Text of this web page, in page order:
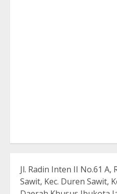
Jl. Radin Inten II No.61 A,
Sawit, Kec. Duren Sawit,